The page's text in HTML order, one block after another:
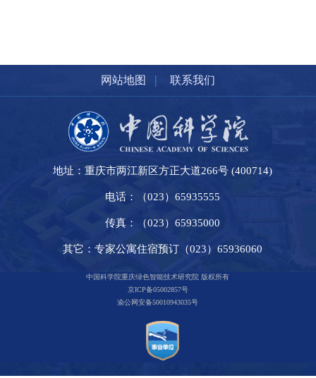
网站地图 | 联系我们
地址：重庆市两江新区方正大道266号 (400714)
电话：（023）65935555
传真：（023）65935000
其它：专家公寓住宿预订（023）65936060
中国科学院重庆绿色智能技术研究院 版权所有
京ICP备05002857号
渝公网安备50010943035号